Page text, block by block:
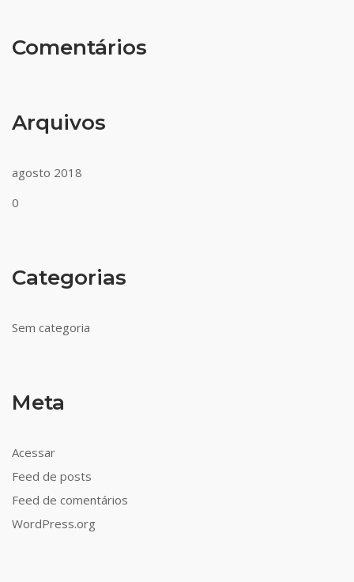
Comentários
Arquivos
agosto 2018
0
Categorias
Sem categoria
Meta
Acessar
Feed de posts
Feed de comentários
WordPress.org